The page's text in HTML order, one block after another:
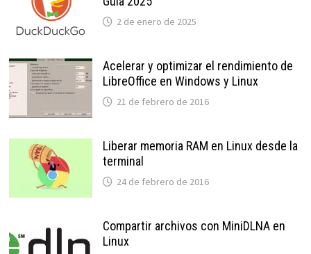
2 de enero de 2025
Acelerar y optimizar el rendimiento de
LibreOffice en Windows y Linux
21 de febrero de 2016
Liberar memoria RAM en Linux desde la
terminal
24 de febrero de 2016
Compartir archivos con MiniDLNA en
Linux